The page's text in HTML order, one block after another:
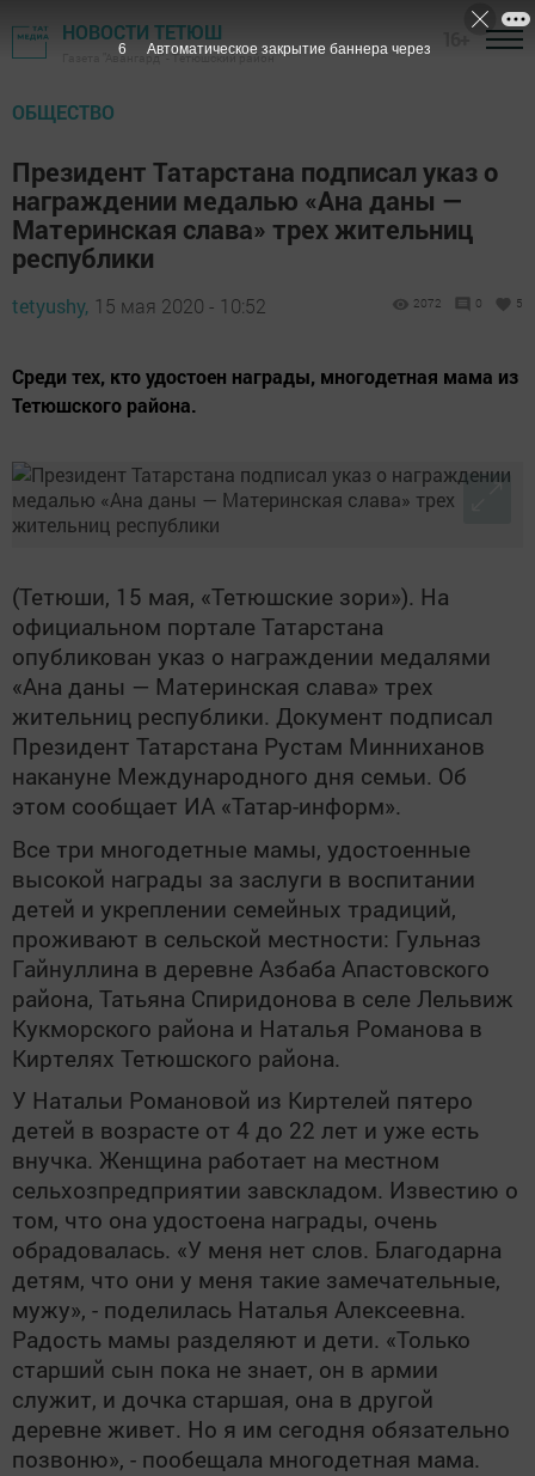
НОВОСТИ ТЕТЮШ
Газета "Авангард" - Тетюшский район
ОБЩЕСТВО
Президент Татарстана подписал указ о
награждении медалью «Ана даны —
Материнская слава» трех жительниц
республики
tetyushy, 15 мая 2020 - 10:52 2072 0 5
Среди тех, кто удостоен награды, многодетная мама из
Тетюшского района.
(Тетюши, 15 мая, «Тетюшские зори»). На
официальном портале Татарстана
опубликован указ о награждении медалями
«Ана даны — Материнская слава» трех
жительниц республики. Документ подписал
Президент Татарстана Рустам Минниханов
накануне Международного дня семьи. Об
этом сообщает ИА «Татар-информ».
Все три многодетные мамы, удостоенные
высокой награды за заслуги в воспитании
детей и укреплении семейных традиций,
проживают в сельской местности: Гульназ
Гайнуллина в деревне Азбаба Апастовского
района, Татьяна Спиридонова в селе Лельвиж
Кукморского района и Наталья Романова в
Киртелях Тетюшского района.
У Натальи Романовой из Киртелей пятеро
детей в возрасте от 4 до 22 лет и уже есть
внучка. Женщина работает на местном
сельхозпредприятии завскладом. Известию о
том, что она удостоена награды, очень
обрадовалась. «У меня нет слов. Благодарна
детям, что они у меня такие замечательные,
мужу», - поделилась Наталья Алексеевна.
Радость мамы разделяют и дети. «Только
старший сын пока не знает, он в армии
служит, и дочка старшая, она в другой
деревне живет. Но я им сегодня обязательно
позвоню», - пообещала многодетная мама.
5 Автоматическое закрытие баннера через